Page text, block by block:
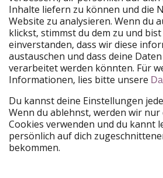
Unsere Märkte
PiratinViaggio
VakantiePiraten
VoyagesPirates
Urlaubspiraten
TravelPirates
Unsere Gruppe
HolidayPirates Group
Lerne uns kennen
Inhalte liefern zu können und die
Website zu analysieren. Wenn du
klickst, stimmst du dem zu und
einverstanden, dass wir diese
austauschen und dass deine
verarbeitet werden könnten. Für
Informationen, lies bitte unsere
Du kannst deine Einstellungen
Wenn du ablehnst, werden wir
Cookies verwenden und du kannt
persönlich auf dich
bekommen.